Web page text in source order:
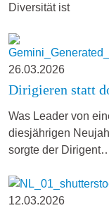
Diversität ist
26.03.2026
Dirigieren statt
Was Leader von
diesjährigen
sorgte der
12.03.2026